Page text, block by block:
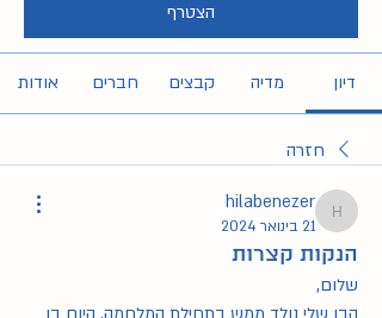
הצטרף
דיון מדיה קבצים חברים אודות
חזרה
hilabenezer
hilabenezer
21 בינואר 2024
הנקות קצרות
שלום,